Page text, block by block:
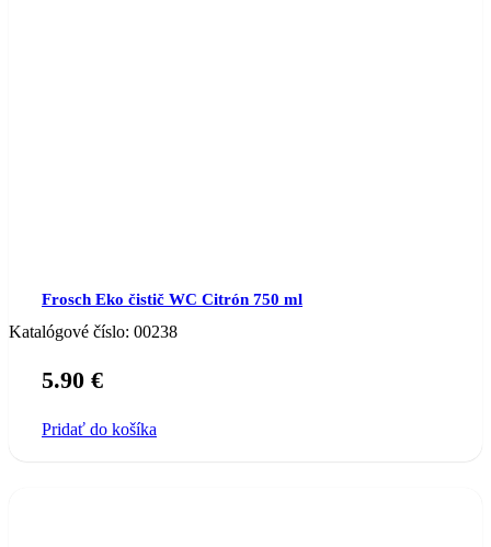
Frosch Eko čistič WC Citrón 750 ml
Katalógové číslo: 00238
5.90 €
Pridať do košíka